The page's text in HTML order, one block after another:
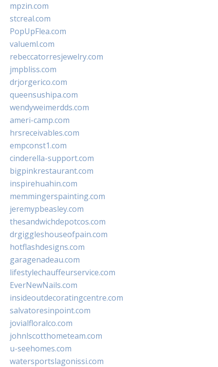
mpzin.com
stcreal.com
PopUpFlea.com
valueml.com
rebeccatorresjewelry.com
jmpbliss.com
drjorgerico.com
queensushipa.com
wendyweimerdds.com
ameri-camp.com
hrsreceivables.com
empconst1.com
cinderella-support.com
bigpinkrestaurant.com
inspirehuahin.com
memmingerspainting.com
jeremypbeasley.com
thesandwichdepotcos.com
drgiggleshouseofpain.com
hotflashdesigns.com
garagenadeau.com
lifestylechauffeurservice.com
EverNewNails.com
insideoutdecoratingcentre.com
salvatoresinpoint.com
jovialfloralco.com
johnlscotthometeam.com
u-seehomes.com
watersportslagonissi.com